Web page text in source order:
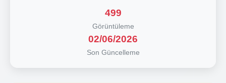
499
Görüntüleme
02/06/2026
Son Güncelleme